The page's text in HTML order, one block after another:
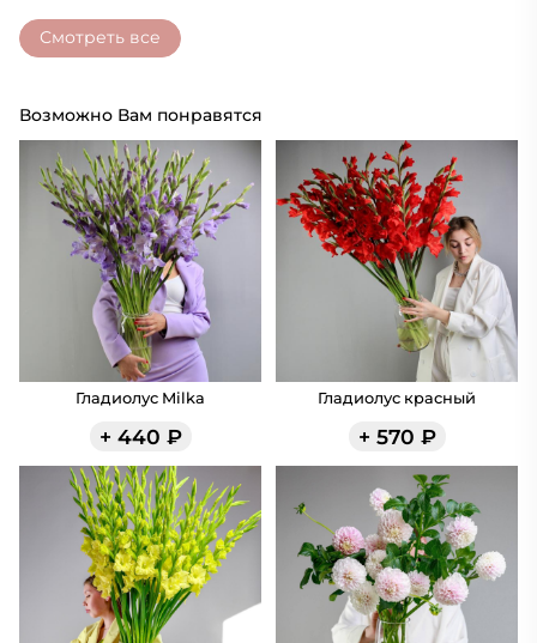
Смотреть все
Возможно Вам понравятся
Гладиолус Milka
+ 440 ₽
Гладиолус красный
+ 570 ₽